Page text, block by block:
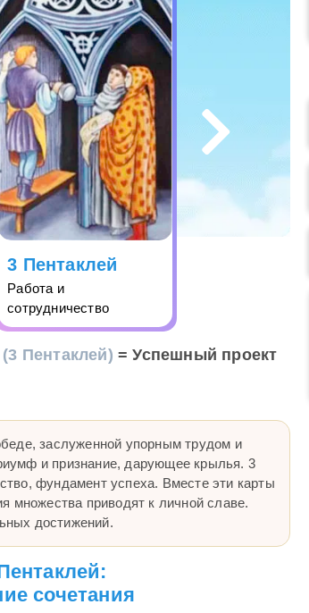
3 Пентаклей
Работа и
сотрудничество
(3 Пентаклей) = Успешный проект
заслуженной упорным трудом и
и признание, дарующее крылья. 3
фундамент успеха. Вместе эти карты
множества приводят к личной славе.
достижений.
сочетания